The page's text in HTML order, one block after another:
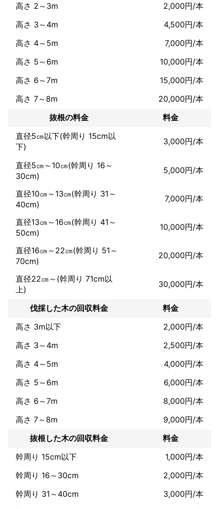
高さ 2～3m
2,000円/本
高さ 3～4m
4,500円/本
高さ 4～5m
7,000円/本
高さ 5～6m
10,000円/本
高さ 6～7m
15,000円/本
高さ 7～8m
20,000円/本
抜根の料金
料金
直径5㎝以下(幹周り 15cm以
下)
3,000円/本
直径5㎝～10㎝(幹周り 16～
30cm)
5,000円/本
直径10㎝～13㎝(幹周り 31～
40cm)
7,000円/本
直径13㎝～16㎝(幹周り 41～
50cm)
10,000円/本
直径16㎝～22㎝(幹周り 51～
70cm)
20,000円/本
直径22㎝～(幹周り 71cm以
上)
30,000円/本
伐採した木の回収料金
料金
高さ 3m以下
2,000円/本
高さ 3～4m
2,500円/本
高さ 4～5m
4,000円/本
高さ 5～6m
6,000円/本
高さ 6～7m
8,000円/本
高さ 7～8m
9,000円/本
抜根した木の回収料金
料金
幹周り 15cm以下
1,000円/本
幹周り 16～30cm
2,000円/本
幹周り 31～40cm
3,000円/本